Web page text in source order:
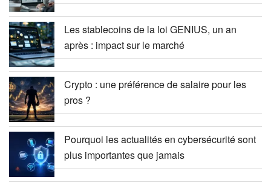
Les stablecoins de la loi GENIUS, un an
après : impact sur le marché
Crypto : une préférence de salaire pour les
pros ?
Pourquoi les actualités en cybersécurité sont
plus importantes que jamais